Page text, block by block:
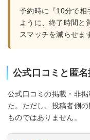
予約時に『10分で相
ように、終了時間と
スマッチを減らせま
公式口コミと匿
公式口コミの掲載・非
た。ただし、投稿者側
ものではありません。